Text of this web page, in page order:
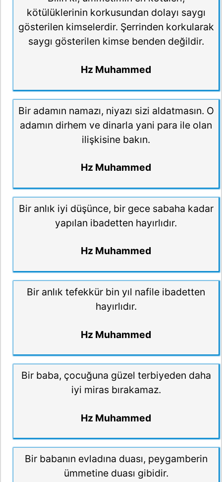
kötülüklerinin korkusundan dolayı saygı
gösterilen kimselerdir. Şerrinden korkularak
saygı gösterilen kimse benden değildir.
Hz Muhammed
Bir adamın namazı, niyazı sizi aldatmasın. O
adamın dirhem ve dinarla yani para ile olan
ilişkisine bakın.
Hz Muhammed
Bir anlık iyi düşünce, bir gece sabaha kadar
yapılan ibadetten hayırlıdır.
Hz Muhammed
Bir anlık tefekkür bin yıl nafile ibadetten
hayırlıdır.
Hz Muhammed
Bir baba, çocuğuna güzel terbiyeden daha
iyi miras bırakamaz.
Hz Muhammed
Bir babanın evladına duası, peygamberin
ümmetine duası gibidir.